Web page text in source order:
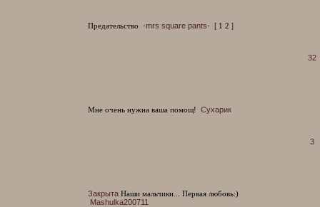
Предательство -mrs square pants- [ 1 2 ]
32
Мне очень нужна ваша помощ! Сухарик
3
Закрыта Наши мальчики... Первая любовь:)
Mashulka200711